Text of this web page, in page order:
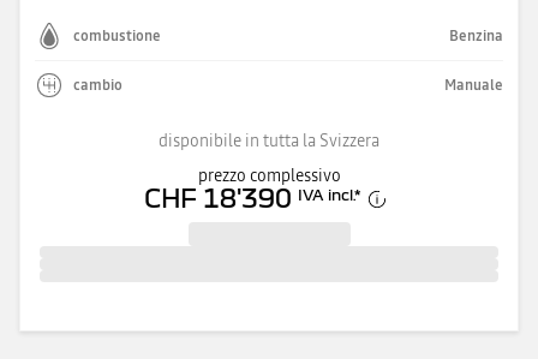
combustione Benzina
cambio Manuale
disponibile in tutta la Svizzera
prezzo complessivo
CHF 18'390 IVA incl.*